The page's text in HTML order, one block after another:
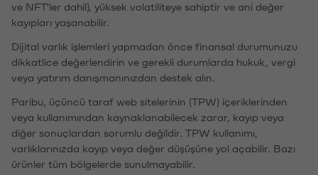
ve NFT'ler dahil), yüksek volatiliteye sahiptir ve ani değer
kayıpları yaşanabilir.
Dijital varlık işlemleri yapmadan önce finansal durumunuzu
dikkatlice değerlendirin ve gerekli durumlarda hukuk, vergi
veya yatırım danışmanınızdan destek alın.
Paribu, üçüncü taraf web sitelerinin (TPW) içeriklerinden
veya kullanımından kaynaklanabilecek zarar, kayıp veya
diğer sonuçlardan sorumlu değildir. TPW kullanımı,
varlıklarınızda kayıp veya değer düşüşüne yol açabilir. Bazı
ürünler tüm bölgelerde sunulmayabilir.